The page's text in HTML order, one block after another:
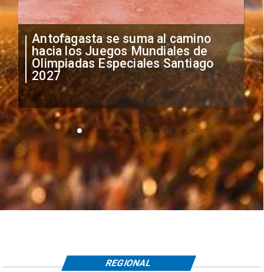
"Falta de profesionalismo": Sifup
anuncia medidas por situación
irregular de futbolistas
extranjeros
REGIONAL